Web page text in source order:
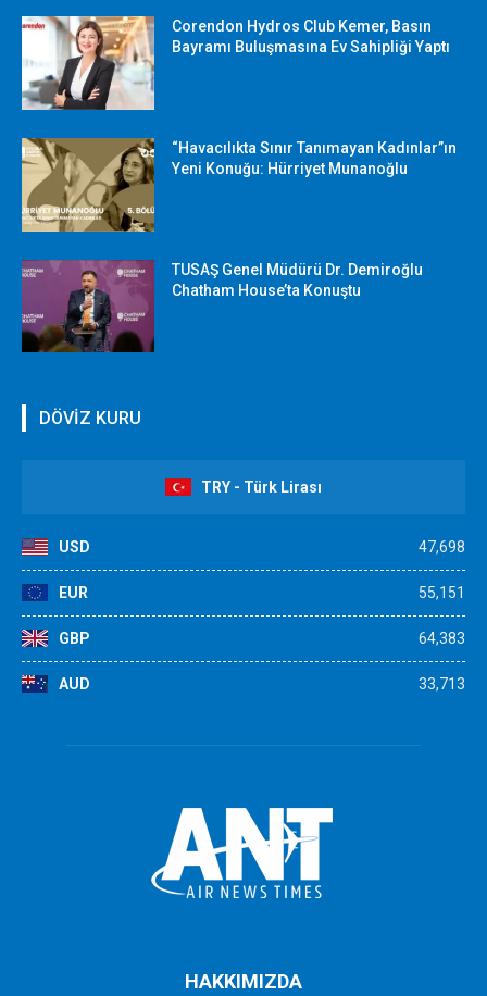
Corendon Hydros Club Kemer, Basın
Bayramı Buluşmasına Ev Sahipliği Yaptı
“Havacılıkta Sınır Tanımayan Kadınlar”ın
Yeni Konuğu: Hürriyet Munanoğlu
TUSAŞ Genel Müdürü Dr. Demiroğlu
Chatham House’ta Konuştu
DÖVİZ KURU
TRY - Türk Lirası
USD 47,698
EUR 55,151
GBP 64,383
AUD 33,713
HAKKIMIZDA